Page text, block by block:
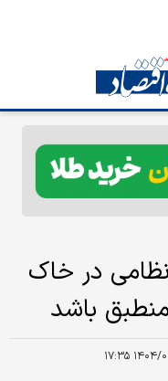
در خاک
منطبق باشد
۳ ۱۷:۳۵